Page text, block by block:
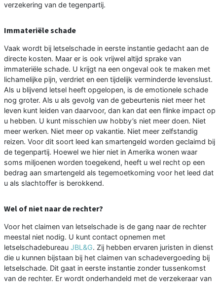
verzekering van de tegenpartij.
Immateriële schade
Vaak wordt bij letselschade in eerste instantie gedacht aan de
directe kosten. Maar er is ook vrijwel altijd sprake van
immateriële schade. U krijgt na een ongeval ook te maken met
lichamelijke pijn, verdriet en een tijdelijk verminderde levenslust.
Als u blijvend letsel heeft opgelopen, is de emotionele schade
nog groter. Als u als gevolg van de gebeurtenis niet meer het
leven kunt leiden van daarvoor, dan kan dat een flinke impact op
u hebben. U kunt misschien uw hobby’s niet meer doen. Niet
meer werken. Niet meer op vakantie. Niet meer zelfstandig
reizen. Voor dit soort leed kan smartengeld worden geclaimd bij
de tegenpartij. Hoewel we hier niet in Amerika wonen waar
soms miljoenen worden toegekend, heeft u wel recht op een
bedrag aan smartengeld als tegemoetkoming voor het leed dat
u als slachtoffer is berokkend.
Wel of niet naar de rechter?
Voor het claimen van letselschade is de gang naar de rechter
meestal niet nodig. U kunt contact opnemen met
letselschadebureau JBL&G. Zij hebben ervaren juristen in dienst
die u kunnen bijstaan bij het claimen van schadevergoeding bij
letselschade. Dit gaat in eerste instantie zonder tussenkomst
van de rechter. Er wordt onderhandeld met de verzekeraar van